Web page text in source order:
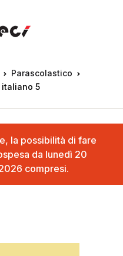
Parascolastico
italiano 5
la possibilità di fare
da lunedì 20
compresi.